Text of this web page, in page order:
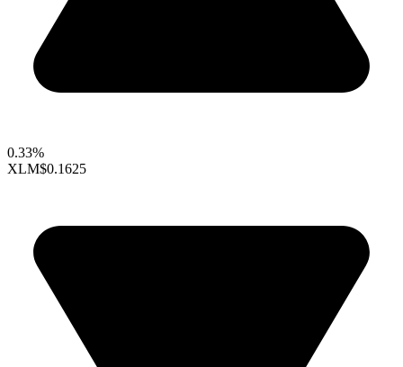
0.33%
XLM$0.1625